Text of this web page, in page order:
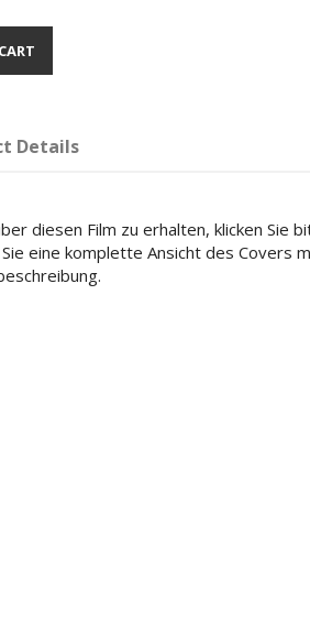
Details
diesen Film zu erhalten, klicken Sie
eine komplette Ansicht des Covers